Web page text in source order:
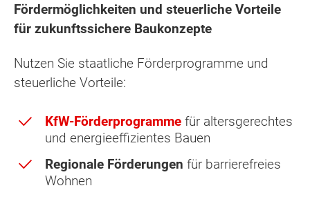
Fördermöglichkeiten und steuerliche Vorteile
für zukunftssichere Baukonzepte
Nutzen Sie staatliche Förderprogramme und
steuerliche Vorteile:
KfW-Förderprogramme für altersgerechtes
und energieeffizientes Bauen
Regionale Förderungen für barrierefreies
Wohnen